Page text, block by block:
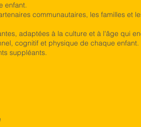
enfant.
communautaires, les familles et
adaptées à la culture et à l'âge qui
cognitif et physique de chaque enfant.
suppléants.